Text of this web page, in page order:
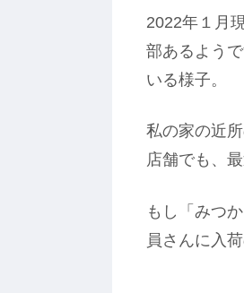
2022年１月
部あるよう
いる様子。
私の家の近
店舗でも、
もし「みつ
員さんに入